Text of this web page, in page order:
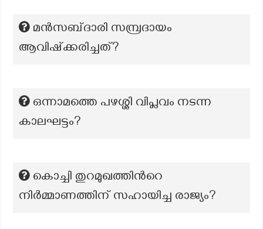
മൻസബ്‌ദാരി സമ്പ്രദായം
ആവിഷ്ക്കരിച്ചത്?
ഒന്നാമത്തെ പഴശ്ശി വിപ്ലവം നടന്ന
കാലഘട്ടം?
കൊച്ചി തുറമുഖത്തിന്‍റെ
നിര്‍മ്മാണത്തിന് സഹായിച്ച രാജ്യം?